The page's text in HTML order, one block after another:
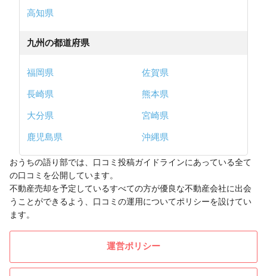
高知県
九州の都道府県
福岡県
佐賀県
長崎県
熊本県
大分県
宮崎県
鹿児島県
沖縄県
おうちの語り部では、口コミ投稿ガイドラインにあっている全て
の口コミを公開しています。
不動産売却を予定しているすべての方が優良な不動産会社に出会
うことができるよう、口コミの運用についてポリシーを設けてい
ます。
運営ポリシー